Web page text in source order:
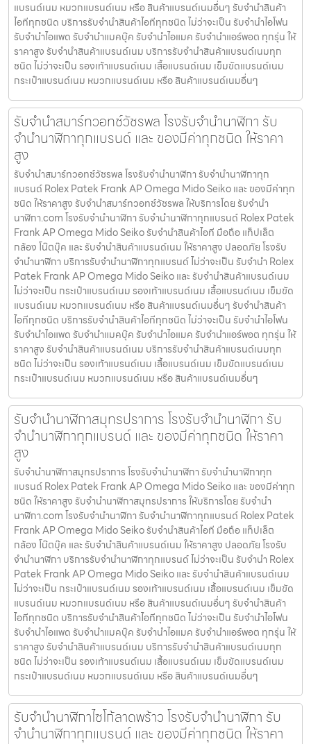
แบรนด์เนม หมวกแบรนด์เนม หรือ สินค้าแบรนด์เนมอื่นๆ รับจำนำสินค้า
ไอทีทุกชนิด บริการรับจำนำสินค้าไอทีทุกชนิด ไม่ว่าจะเป็น รับจำนำไอโฟน
รับจำนำไอแพด รับจำนำแมคบุ๊ค รับจำนำไอแมค รับจำนำแอร์พอต ทุกรุ่น ให้
ราคาสูง รับจำนำสินค้าแบรนด์เนม บริการรับจำนำสินค้าแบรนด์เนมทุก
ชนิด ไม่ว่าจะเป็น รองเท้าแบรนด์เนม เสื้อแบรนด์เนม เข็มขัดแบรนด์เนม
กระเป๋าแบรนด์เนม หมวกแบรนด์เนม หรือ สินค้าแบรนด์เนมอื่นๆ
รับจำนำสมาร์ทวอทช์วัชรพล โรงรับจำนำนาฬิกา รับ
จำนำนาฬิกาทุกแบรนด์ และ ของมีค่าทุกชนิด ให้ราคา
สูง
รับจำนำสมาร์ทวอทช์วัชรพล โรงรับจำนำนาฬิกา รับจำนำนาฬิกาทุก
แบรนด์ Rolex Patek Frank AP Omega Mido Seiko และ ของมีค่าทุก
ชนิด ให้ราคาสูง รับจำนำสมาร์ทวอทช์วัชรพล ให้บริการโดย รับจํานํา
นาฬิกา.com โรงรับจำนำนาฬิกา รับจำนำนาฬิกาทุกแบรนด์ Rolex Patek
Frank AP Omega Mido Seiko รับจำนำสินค้าไอที มือถือ แท็ปเล็ต
กล้อง โน๊ตบุ๊ค และ รับจำนำสินค้าแบรนด์เนม ให้ราคาสูง ปลอดภัย โรงรับ
จำนำนาฬิกา บริการรับจำนำนาฬิกาทุกแบรนด์ ไม่ว่าจะเป็น รับจำนำ Rolex
Patek Frank AP Omega Mido Seiko และ รับจำนำสินค้าแบรนด์เนม
ไม่ว่าจะเป็น กระเป๋าแบรนด์เนม รองเท้าแบรนด์เนม เสื้อแบรนด์เนม เข็มขัด
แบรนด์เนม หมวกแบรนด์เนม หรือ สินค้าแบรนด์เนมอื่นๆ รับจำนำสินค้า
ไอทีทุกชนิด บริการรับจำนำสินค้าไอทีทุกชนิด ไม่ว่าจะเป็น รับจำนำไอโฟน
รับจำนำไอแพด รับจำนำแมคบุ๊ค รับจำนำไอแมค รับจำนำแอร์พอต ทุกรุ่น ให้
ราคาสูง รับจำนำสินค้าแบรนด์เนม บริการรับจำนำสินค้าแบรนด์เนมทุก
ชนิด ไม่ว่าจะเป็น รองเท้าแบรนด์เนม เสื้อแบรนด์เนม เข็มขัดแบรนด์เนม
กระเป๋าแบรนด์เนม หมวกแบรนด์เนม หรือ สินค้าแบรนด์เนมอื่นๆ
รับจำนำนาฬิกาสมุทรปราการ โรงรับจำนำนาฬิกา รับ
จำนำนาฬิกาทุกแบรนด์ และ ของมีค่าทุกชนิด ให้ราคา
สูง
รับจำนำนาฬิกาสมุทรปราการ โรงรับจำนำนาฬิกา รับจำนำนาฬิกาทุก
แบรนด์ Rolex Patek Frank AP Omega Mido Seiko และ ของมีค่าทุก
ชนิด ให้ราคาสูง รับจำนำนาฬิกาสมุทรปราการ ให้บริการโดย รับจํานํา
นาฬิกา.com โรงรับจำนำนาฬิกา รับจำนำนาฬิกาทุกแบรนด์ Rolex Patek
Frank AP Omega Mido Seiko รับจำนำสินค้าไอที มือถือ แท็ปเล็ต
กล้อง โน๊ตบุ๊ค และ รับจำนำสินค้าแบรนด์เนม ให้ราคาสูง ปลอดภัย โรงรับ
จำนำนาฬิกา บริการรับจำนำนาฬิกาทุกแบรนด์ ไม่ว่าจะเป็น รับจำนำ Rolex
Patek Frank AP Omega Mido Seiko และ รับจำนำสินค้าแบรนด์เนม
ไม่ว่าจะเป็น กระเป๋าแบรนด์เนม รองเท้าแบรนด์เนม เสื้อแบรนด์เนม เข็มขัด
แบรนด์เนม หมวกแบรนด์เนม หรือ สินค้าแบรนด์เนมอื่นๆ รับจำนำสินค้า
ไอทีทุกชนิด บริการรับจำนำสินค้าไอทีทุกชนิด ไม่ว่าจะเป็น รับจำนำไอโฟน
รับจำนำไอแพด รับจำนำแมคบุ๊ค รับจำนำไอแมค รับจำนำแอร์พอต ทุกรุ่น ให้
ราคาสูง รับจำนำสินค้าแบรนด์เนม บริการรับจำนำสินค้าแบรนด์เนมทุก
ชนิด ไม่ว่าจะเป็น รองเท้าแบรนด์เนม เสื้อแบรนด์เนม เข็มขัดแบรนด์เนม
กระเป๋าแบรนด์เนม หมวกแบรนด์เนม หรือ สินค้าแบรนด์เนมอื่นๆ
รับจำนำนาฬิกาไซโก้ลาดพร้าว โรงรับจำนำนาฬิกา รับ
จำนำนาฬิกาทุกแบรนด์ และ ของมีค่าทุกชนิด ให้ราคา